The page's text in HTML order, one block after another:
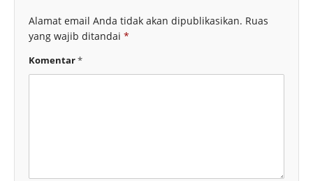
Alamat email Anda tidak akan dipublikasikan. Ruas
yang wajib ditandai *
Komentar*